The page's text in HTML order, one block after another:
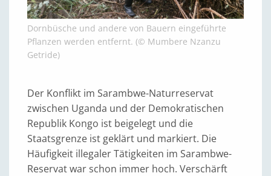
Dornbüsche und andere von Bauern eingeführte
Pflanzen werden entfernt. (© Mumbere Nzanzu
Getride)
Der Konflikt im Sarambwe-Naturreservat
zwischen Uganda und der Demokratischen
Republik Kongo ist beigelegt und die
Staatsgrenze ist geklärt und markiert. Die
Häufigkeit illegaler Tätigkeiten im Sarambwe-
Reservat war schon immer hoch. Verschärft